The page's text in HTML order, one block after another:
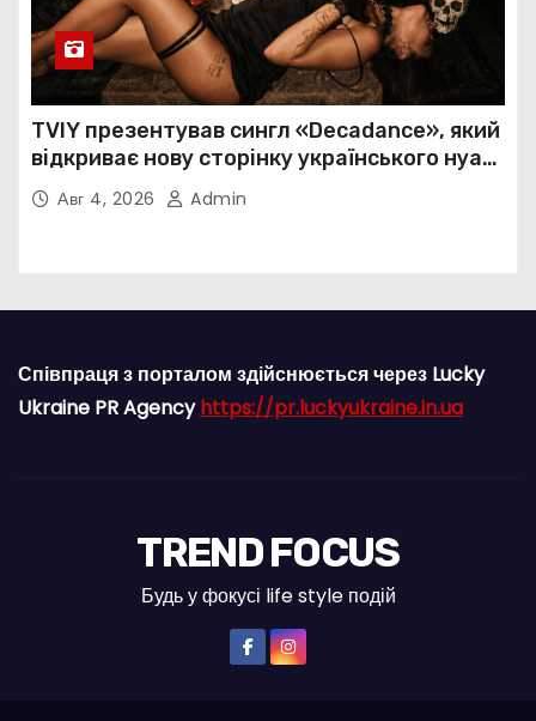
TVIY презентував сингл «Decadance», який
відкриває нову сторінку українського нуар-
попуАвг 4, 2026 Admin
Співпраця з порталом здійснюється через Lucky
Ukraine PR Agencyhttps://pr.luckyukraine.in.ua
TREND FOCUS
Будь у фокусі life style подій